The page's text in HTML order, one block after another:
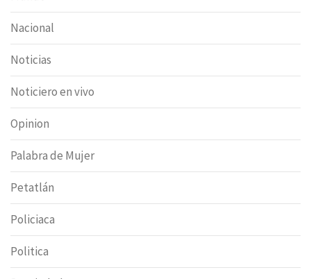
Nacional
Noticias
Noticiero en vivo
Opinion
Palabra de Mujer
Petatlán
Policiaca
Politica